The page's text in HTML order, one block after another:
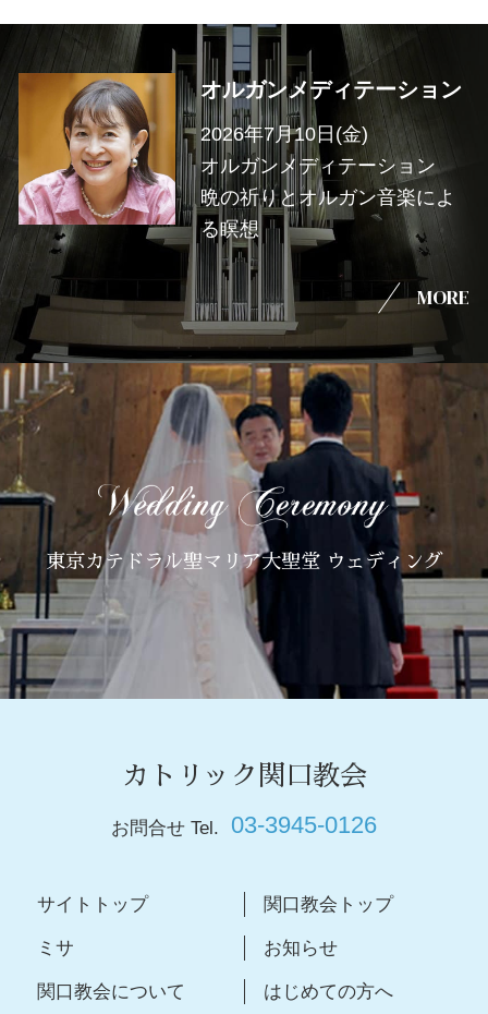
オルガンメディテーション
2026年7月10日(金)
オルガンメディテーション
晩の祈りとオルガン音楽によ
る瞑想
MORE
東京カテドラル聖マリア大聖堂 ウェディング
カトリック関口教会
お問合せ Tel. 03-3945-0126
サイトトップ 関口教会トップ
ミサ お知らせ
関口教会について はじめての方へ